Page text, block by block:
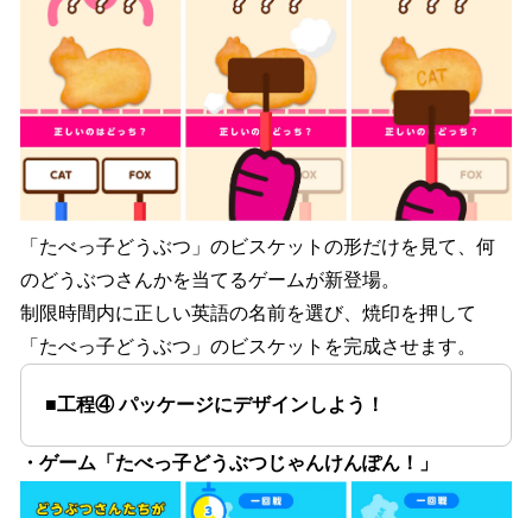
「たべっ子どうぶつ」のビスケットの形だけを見て、何
のどうぶつさんかを当てるゲームが新登場。
制限時間内に正しい英語の名前を選び、焼印を押して
「たべっ子どうぶつ」のビスケットを完成させます。
■工程④ パッケージにデザインしよう！
・ゲーム「たべっ子どうぶつじゃんけんぽん！」